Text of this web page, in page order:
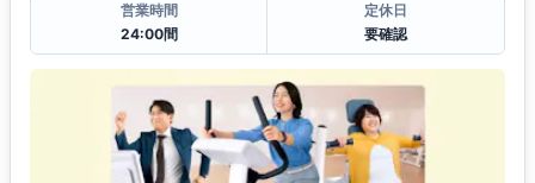
営業時間
24:00間
定休日
要確認